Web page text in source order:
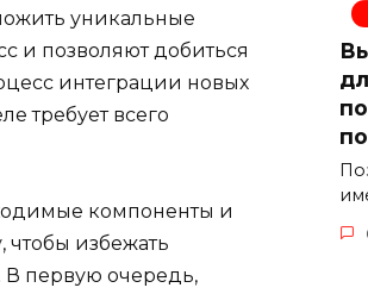
уникальные
и позволяют добиться
интеграции новых
требует всего
компоненты и
избежать
В первую очередь,